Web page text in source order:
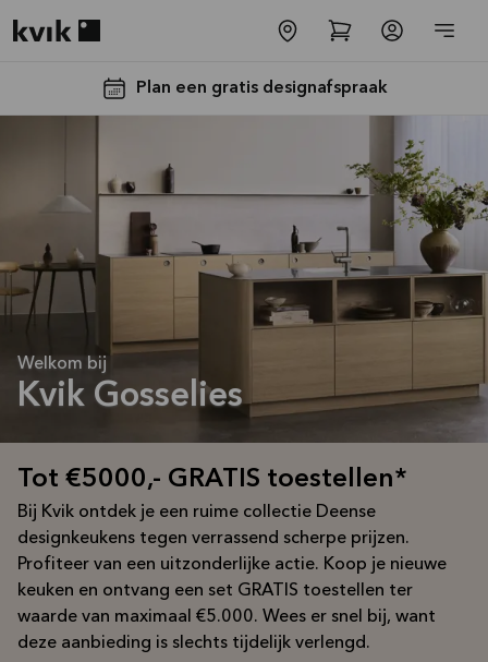
Plan een gratis designafspraak
Tot €5000,-
Bekijk
Welkom bij
Kvik Gosselies
Tot €5000,- GRATIS toestellen*
Bij Kvik ontdek je een ruime collectie Deense
designkeukens tegen verrassend scherpe prijzen.
Profiteer van een uitzonderlijke actie. Koop je nieuwe
keuken en ontvang een set GRATIS toestellen ter
waarde van maximaal €5.000. Wees er snel bij, want
deze aanbieding is slechts tijdelijk verlengd.